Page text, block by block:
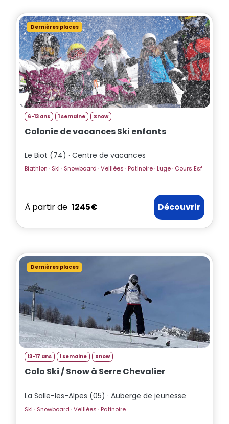
Dernières places
6-13 ans 1 semaine Snow
Colonie de vacances Ski enfants
Le Biot (74) · Centre de vacances
Biathlon · Ski · Snowboard · Veillées · Patinoire · Luge · Cours Esf
À partir de 1245€ Découvrir
Dernières places
13-17 ans 1 semaine Snow
Colo Ski / Snow à Serre Chevalier
La Salle-les-Alpes (05) · Auberge de jeunesse
Ski · Snowboard · Veillées · Patinoire